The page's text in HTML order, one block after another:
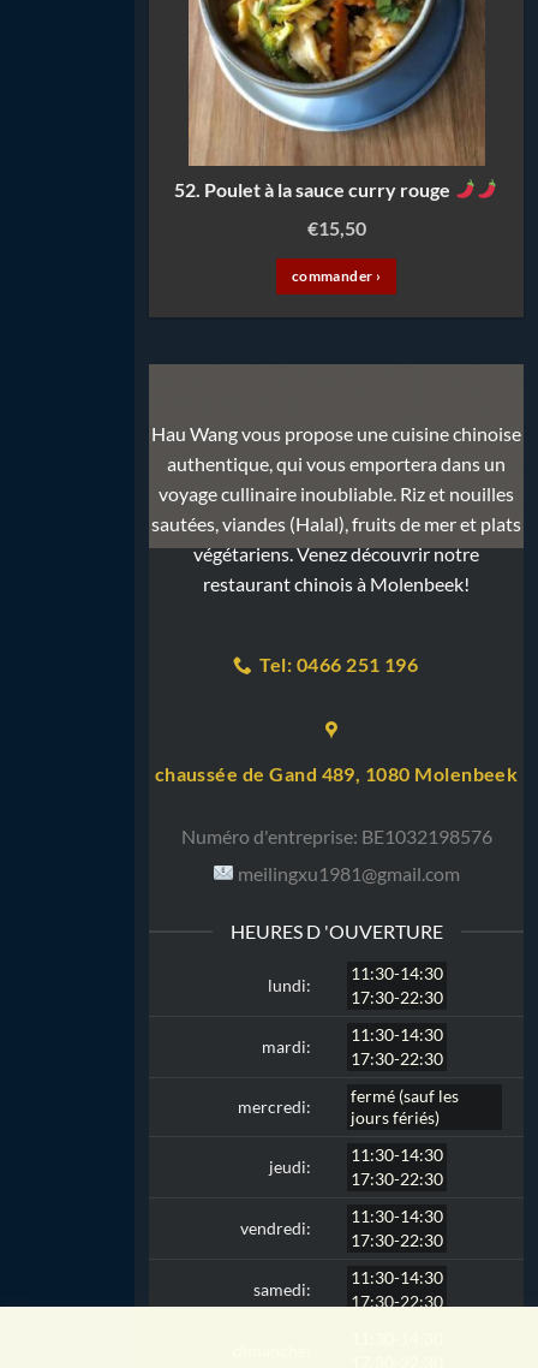
52. Poulet à la sauce curry rouge
€15,50
commander ›
Hau Wang vous propose une cuisine chinoise
authentique, qui vous emportera dans un
voyage cullinaire inoubliable. Riz et nouilles
sautées, viandes (Halal), fruits de mer et plats
végétariens. Venez découvrir notre
restaurant chinois à Molenbeek!
Tel: 0466 251 196
chaussée de Gand 489, 1080 Molenbeek
Numéro d'entreprise: BE1032198576
meilingxu1981@gmail.com
HEURES D 'OUVERTURE
lundi:
11:30-14:30
17:30-22:30
mardi:
11:30-14:30
17:30-22:30
mercredi:
fermé (sauf les
jours fériés)
jeudi:
11:30-14:30
17:30-22:30
vendredi:
11:30-14:30
17:30-22:30
samedi:
11:30-14:30
17:30-22:30